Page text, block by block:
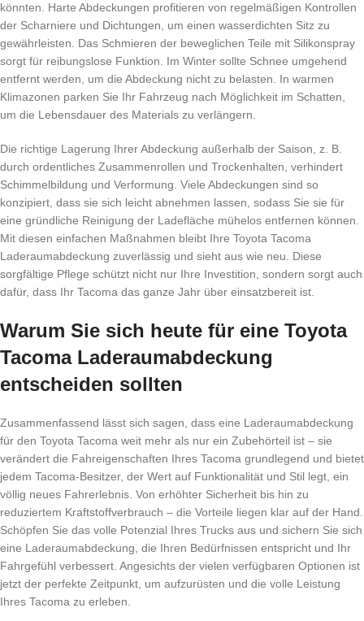
könnten. Harte Abdeckungen profitieren von regelmäßigen Kontrollen
der Scharniere und Dichtungen, um einen wasserdichten Sitz zu
gewährleisten. Das Schmieren der beweglichen Teile mit Silikonspray
sorgt für reibungslose Funktion. Im Winter sollte Schnee umgehend
entfernt werden, um die Abdeckung nicht zu belasten. In warmen
Klimazonen parken Sie Ihr Fahrzeug nach Möglichkeit im Schatten,
um die Lebensdauer des Materials zu verlängern.
Die richtige Lagerung Ihrer Abdeckung außerhalb der Saison, z. B.
durch ordentliches Zusammenrollen und Trockenhalten, verhindert
Schimmelbildung und Verformung. Viele Abdeckungen sind so
konzipiert, dass sie sich leicht abnehmen lassen, sodass Sie sie für
eine gründliche Reinigung der Ladefläche mühelos entfernen können.
Mit diesen einfachen Maßnahmen bleibt Ihre Toyota Tacoma
Laderaumabdeckung zuverlässig und sieht aus wie neu. Diese
sorgfältige Pflege schützt nicht nur Ihre Investition, sondern sorgt auch
dafür, dass Ihr Tacoma das ganze Jahr über einsatzbereit ist.
Warum Sie sich heute für eine Toyota
Tacoma Laderaumabdeckung
entscheiden sollten
Zusammenfassend lässt sich sagen, dass eine Laderaumabdeckung
für den Toyota Tacoma weit mehr als nur ein Zubehörteil ist – sie
verändert die Fahreigenschaften Ihres Tacoma grundlegend und bietet
jedem Tacoma-Besitzer, der Wert auf Funktionalität und Stil legt, ein
völlig neues Fahrerlebnis. Von erhöhter Sicherheit bis hin zu
reduziertem Kraftstoffverbrauch – die Vorteile liegen klar auf der Hand.
Schöpfen Sie das volle Potenzial Ihres Trucks aus und sichern Sie sich
eine Laderaumabdeckung, die Ihren Bedürfnissen entspricht und Ihr
Fahrgefühl verbessert. Angesichts der vielen verfügbaren Optionen ist
jetzt der perfekte Zeitpunkt, um aufzurüsten und die volle Leistung
Ihres Tacoma zu erleben.